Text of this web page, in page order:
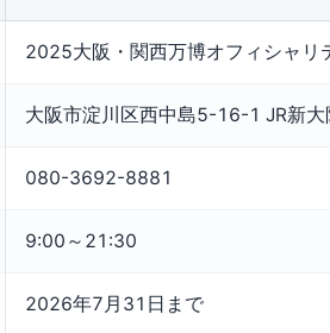
2025大阪・関西万博オフィシャリ
大阪市淀川区西中島5-16-1 JR新
080-3692-8881
9:00～21:30
2026年7月31日まで